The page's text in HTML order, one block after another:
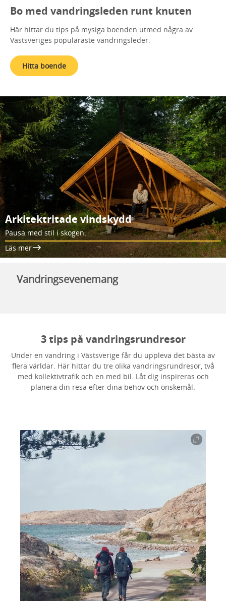
Bo med vandringsleden runt knuten
Här hittar du tips på mysiga boenden utmed några av
Västsveriges populäraste vandringsleder.
Hitta boende
Arkitektritade vindskydd
Pausa med stil i skogen.
Läs mer
Vandringsevenemang
3 tips på vandringsrundresor
Under en vandring i Västsverige får du uppleva det bästa av
flera världar. Här hittar du tre olika vandringsrundresor, två
med kollektivtrafik och en med bil. Låt dig inspireras och
planera din resa efter dina behov och önskemål.